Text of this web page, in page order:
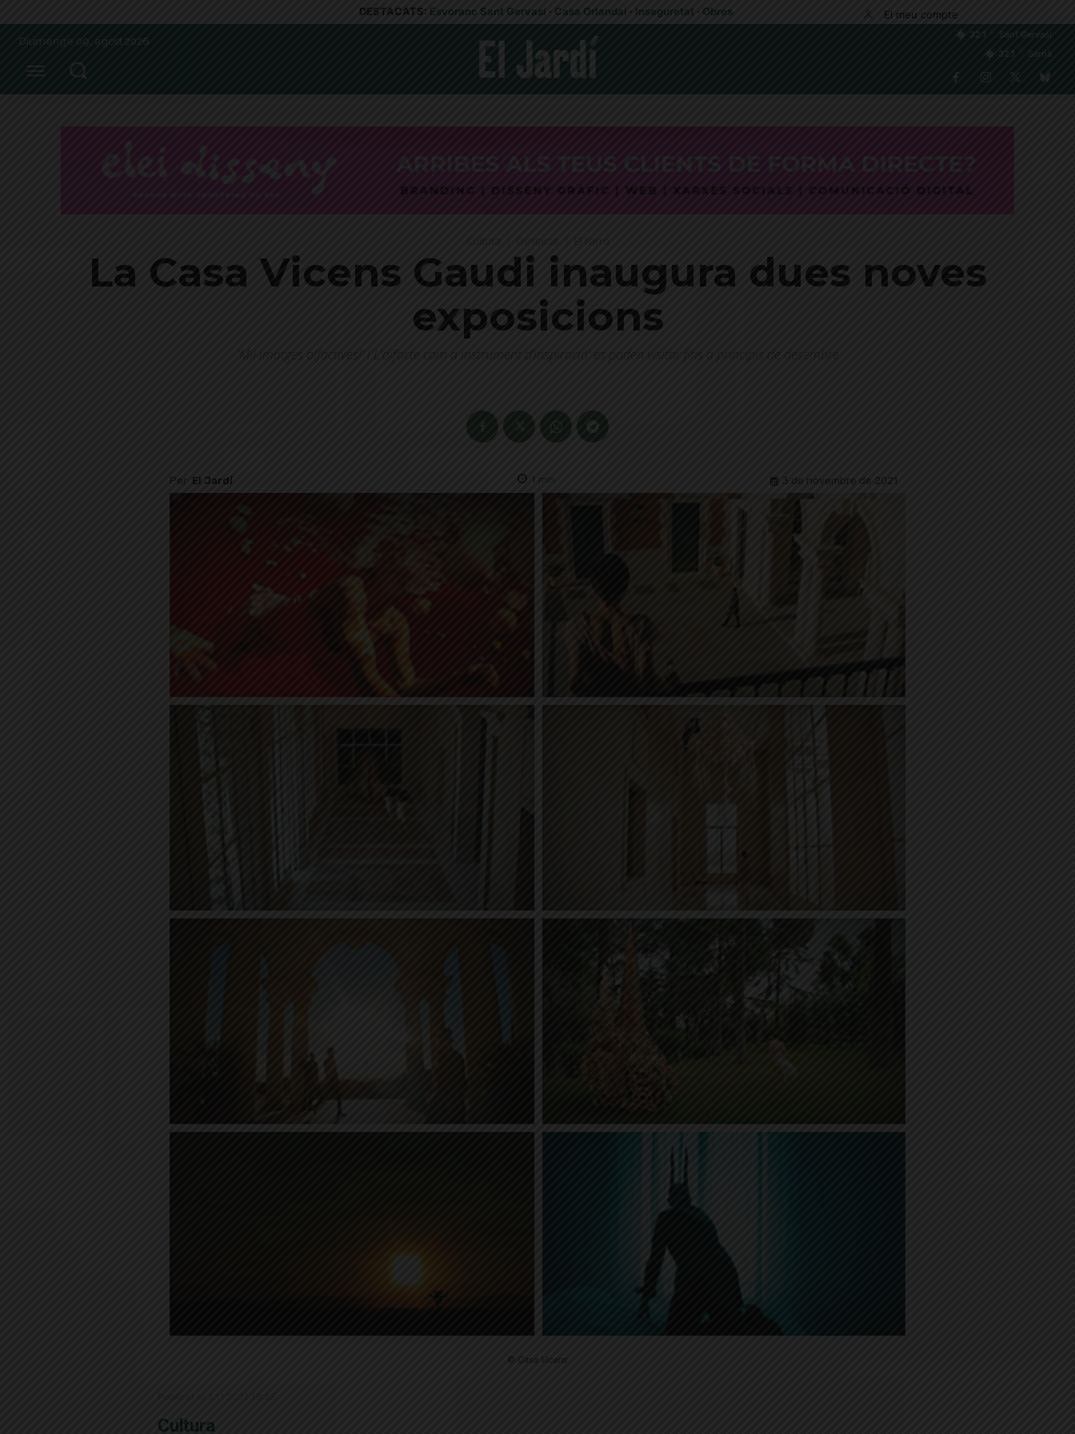
DESTACATS: Esvoranc Sant Gervasi · Casa Orlandai · Inseguretat · Obres El meu compte
Diumenge 09, agost 2026
32.1
Sant Gervasi
32.1
Sarrià
Cultura Destacat
La Casa Vicens Gaudi inaugura dues noves
exposicions
'Mil imatges olfactives!' i L'olfacte com a instrument d’inspiració' es poden visitar fins a principis de desembre
Per El Jardí 1 min. 3 de novembre de 2021
© Casa Vicens
Cultura